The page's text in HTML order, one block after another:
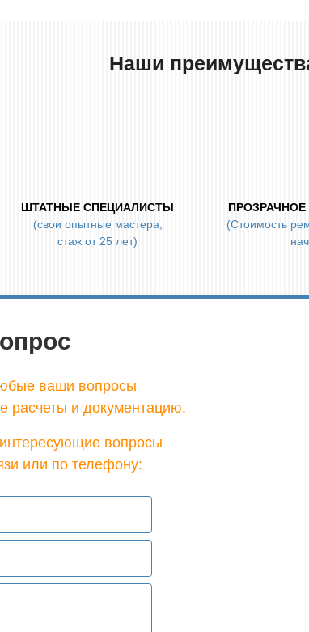
Наши
ШТАТНЫЕ СПЕЦИАЛИСТЫ
(свои опытные мастера,
стаж от 25 лет)
(Стоимость
ваши вопросы
расчеты и документацию.
вопросы
или по телефону: